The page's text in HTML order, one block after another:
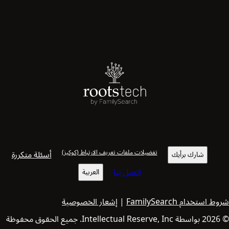
شارك برأيك تفضيلات ملفات تعريف الارتباط (كوكيز)
أسئلة متكررة
اتصل بنا
العربية
شروط استخدام FamilySearch | إشعار الخصوصية
© 2026 بواسطة Intellectual Reserve, Inc. جميع الحقوق محفوظة